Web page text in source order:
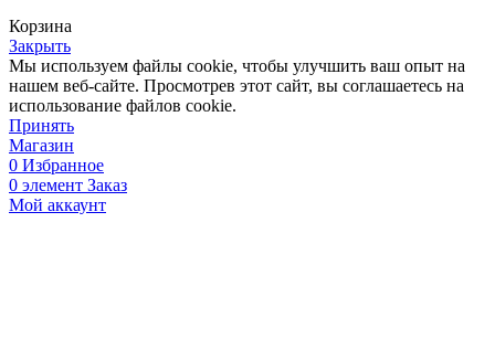
Корзина
Закрыть
Мы используем файлы cookie, чтобы улучшить ваш опыт на
нашем веб-сайте. Просмотрев этот сайт, вы соглашаетесь на
использование файлов cookie.
Принять
Магазин
0 Избранное
0 элемент Заказ
Мой аккаунт